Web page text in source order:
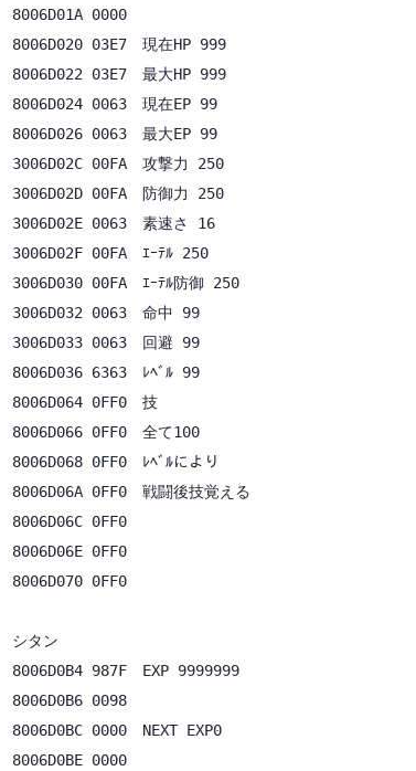
8006D01A 0000
8006D020 03E7　現在HP 999
8006D022 03E7　最大HP 999
8006D024 0063　現在EP 99
8006D026 0063　最大EP 99
3006D02C 00FA　攻撃力 250
3006D02D 00FA　防御力 250
3006D02E 0063　素速さ 16
3006D02F 00FA　ｴｰﾃﾙ 250
3006D030 00FA　ｴｰﾃﾙ防御 250
3006D032 0063　命中 99
3006D033 0063　回避 99
8006D036 6363　ﾚﾍﾞﾙ 99
8006D064 0FF0　技
8006D066 0FF0　全て100
8006D068 0FF0　ﾚﾍﾞﾙにより
8006D06A 0FF0　戦闘後技覚える
8006D06C 0FF0
8006D06E 0FF0
8006D070 0FF0
シタン
8006D0B4 987F　EXP 9999999
8006D0B6 0098
8006D0BC 0000　NEXT EXP0
8006D0BE 0000